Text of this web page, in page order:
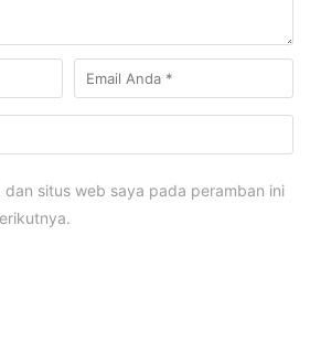
dan situs web saya pada peramban ini